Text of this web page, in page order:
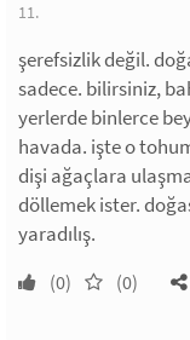
11.
şerefsizlik değil.
sadece. bilirsiniz,
yerlerde binlerce
havada. işte o
dişi ağaçlara
döllemek ister.
yaradılış.
(0) (0)